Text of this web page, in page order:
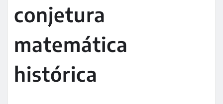
conjetura
matemática
histórica